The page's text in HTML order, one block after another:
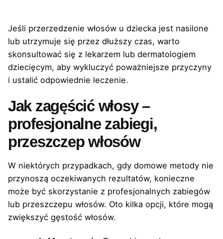
Jeśli przerzedzenie włosów u dziecka jest nasilone
lub utrzymuje się przez dłuższy czas, warto
skonsultować się z lekarzem lub dermatologiem
dziecięcym, aby wykluczyć poważniejsze przyczyny
i ustalić odpowiednie leczenie.
Jak zagęścić włosy –
profesjonalne zabiegi,
przeszczep włosów
W niektórych przypadkach, gdy domowe metody nie
przynoszą oczekiwanych rezultatów, konieczne
może być skorzystanie z profesjonalnych zabiegów
lub przeszczepu włosów. Oto kilka opcji, które mogą
zwiększyć gęstość włosów.